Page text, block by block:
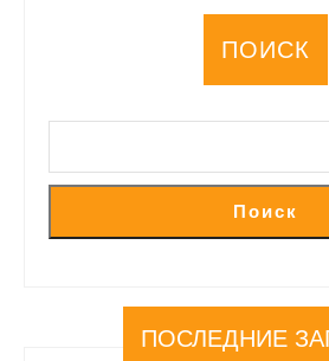
ПОИСК
Поиск
ПОСЛЕДНИЕ